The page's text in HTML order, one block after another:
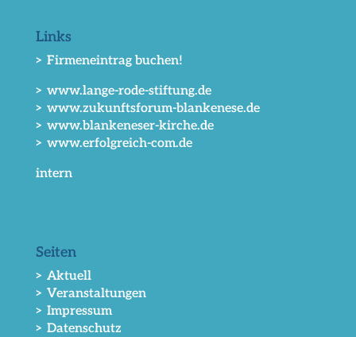
Links
> Firmeneintrag buchen!
> www.lange-rode-stiftung.de
> www.zukunftsforum-blankenese.de
> www.blankeneser-kirche.de
> www.erfolgreich-com.de
intern
Seiten
> Aktuell
> Veranstaltungen
> Impressum
> Datenschutz